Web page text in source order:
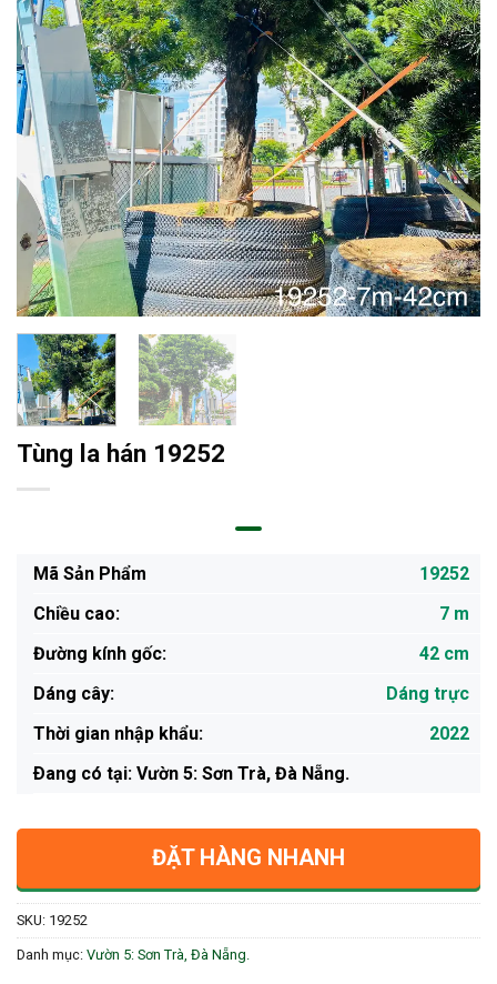
Tùng la hán 19252
Mã Sản Phẩm
19252
Chiều cao:
7 m
Đường kính gốc:
42 cm
Dáng cây:
Dáng trực
Thời gian nhập khẩu:
2022
Ðang có tại: Vườn 5: Sơn Trà, Đà Nẵng.
ĐẶT HÀNG NHANH
SKU: 19252
Danh mục: Vườn 5: Sơn Trà, Đà Nẵng.